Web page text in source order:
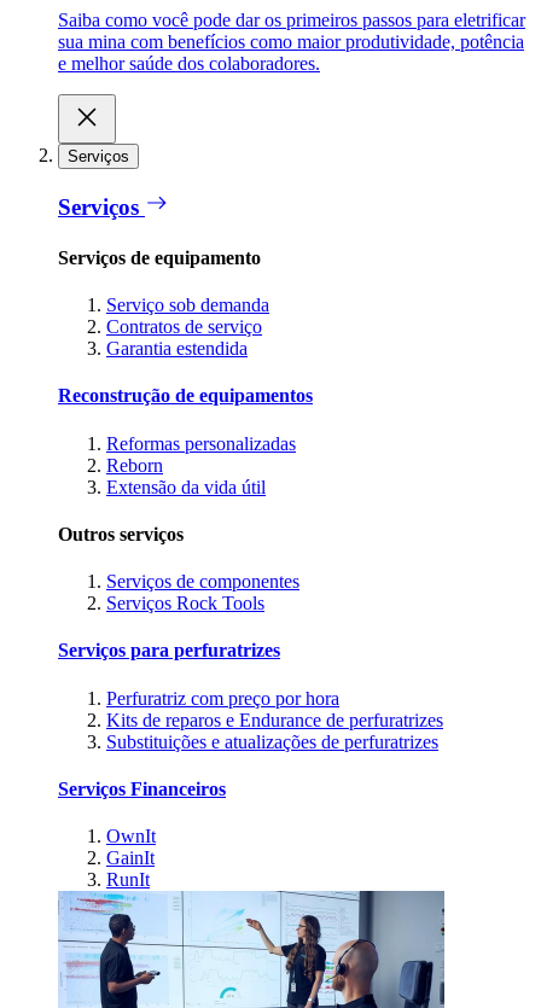
Saiba como você pode dar os primeiros passos para eletrificar
sua mina com benefícios como maior produtividade, potência
e melhor saúde dos colaboradores.
Serviços
Serviços
Serviços de equipamento
Serviço sob demanda
Contratos de serviço
Garantia estendida
Reconstrução de equipamentos
Reformas personalizadas
Reborn
Extensão da vida útil
Outros serviços
Serviços de componentes
Serviços Rock Tools
Serviços para perfuratrizes
Perfuratriz com preço por hora
Kits de reparos e Endurance de perfuratrizes
Substituições e atualizações de perfuratrizes
Serviços Financeiros
OwnIt
GainIt
RunIt